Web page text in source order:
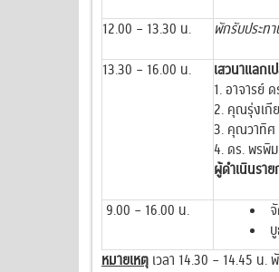
12.00 – 13.30 น. พักรับประท
13.30 – 16.00 น.
เสวนาแลก
1. อาจารย์
2. คุณรุ่งเกี
3. คุณวาทิศ
4. ดร. พรพิ
ผู้ดำเนินราย
9.00 – 16.00 น.
หมายเหตุ เวลา 14.30 – 14.45 น.